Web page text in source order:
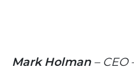
Mark Holman– CEO